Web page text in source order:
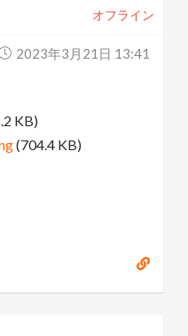
オフライン
2023年3月21日 13:41
KB)
(704.4 KB)